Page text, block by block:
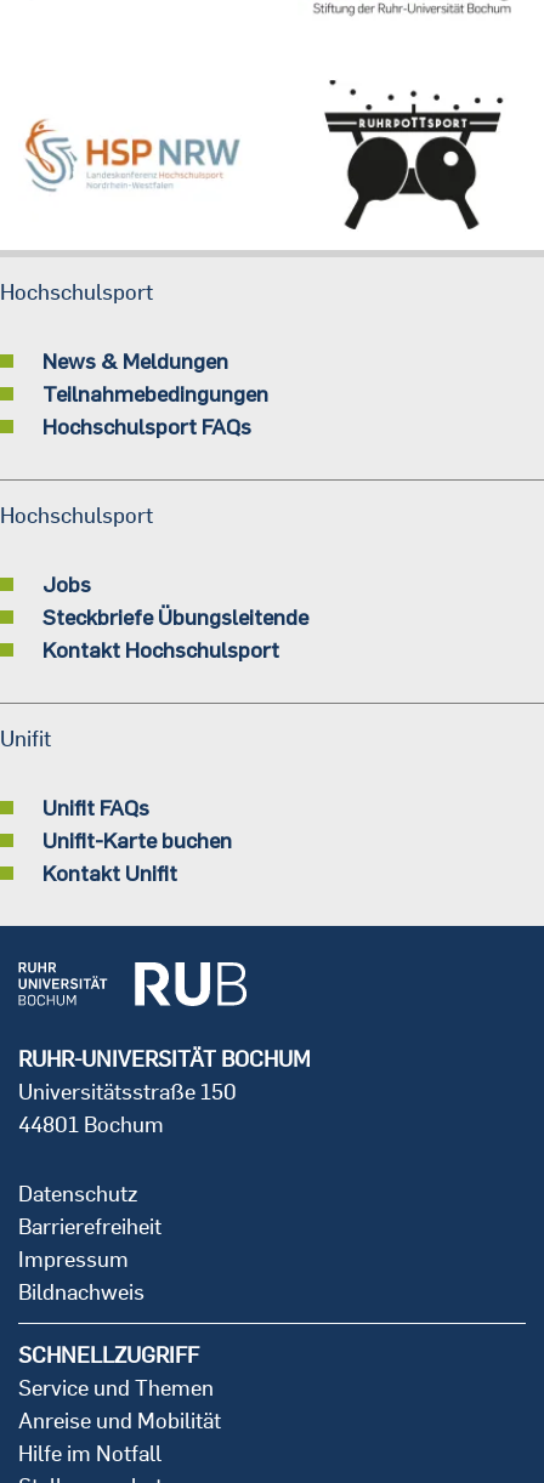
Hochschulsport
News & Meldungen
Teilnahmebedingungen
Hochschulsport FAQs
Hochschulsport
Jobs
Steckbriefe Übungsleitende
Kontakt Hochschulsport
Unifit
Unifit FAQs
Unifit-Karte buchen
Kontakt Unifit
RUHR-UNIVERSITÄT BOCHUM
Universitätsstraße 150
44801 Bochum
Datenschutz
Barrierefreiheit
Impressum
Bildnachweis
SCHNELLZUGRIFF
Service und Themen
Anreise und Mobilität
Hilfe im Notfall